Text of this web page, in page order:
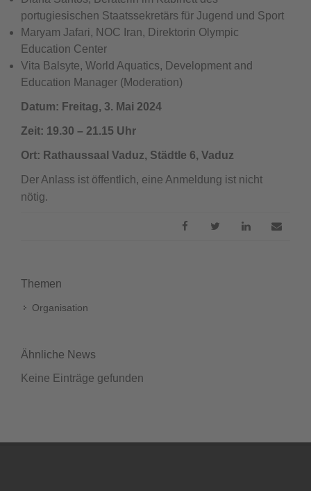
portugiesischen Staatssekretärs für Jugend und Sport
Maryam Jafari, NOC Iran, Direktorin Olympic
Education Center
Vita Balsyte, World Aquatics, Development and
Education Manager (Moderation)
Datum: Freitag, 3. Mai 2024
Zeit: 19.30 – 21.15 Uhr
Ort: Rathaussaal Vaduz, Städtle 6, Vaduz
Der Anlass ist öffentlich, eine Anmeldung ist nicht
nötig.
Themen
Organisation
Ähnliche News
Keine Einträge gefunden